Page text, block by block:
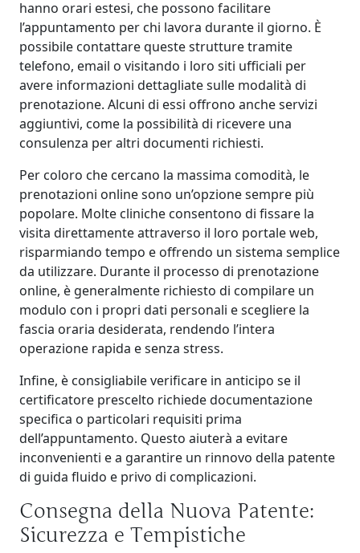
hanno orari estesi, che possono facilitare
l’appuntamento per chi lavora durante il giorno. È
possibile contattare queste strutture tramite
telefono, email o visitando i loro siti ufficiali per
avere informazioni dettagliate sulle modalità di
prenotazione. Alcuni di essi offrono anche servizi
aggiuntivi, come la possibilità di ricevere una
consulenza per altri documenti richiesti.
Per coloro che cercano la massima comodità, le
prenotazioni online sono un’opzione sempre più
popolare. Molte cliniche consentono di fissare la
visita direttamente attraverso il loro portale web,
risparmiando tempo e offrendo un sistema semplice
da utilizzare. Durante il processo di prenotazione
online, è generalmente richiesto di compilare un
modulo con i propri dati personali e scegliere la
fascia oraria desiderata, rendendo l’intera
operazione rapida e senza stress.
Infine, è consigliabile verificare in anticipo se il
certificatore prescelto richiede documentazione
specifica o particolari requisiti prima
dell’appuntamento. Questo aiuterà a evitare
inconvenienti e a garantire un rinnovo della patente
di guida fluido e privo di complicazioni.
Consegna della Nuova Patente:
Sicurezza e Tempistiche